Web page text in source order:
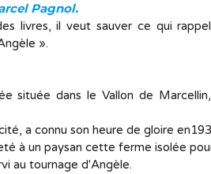
Pagnol.
livres, il veut sauver ce qui
».
située dans le Vallon de
a connu son heure de gloire
à un paysan cette ferme isolée
au tournage d'Angèle.